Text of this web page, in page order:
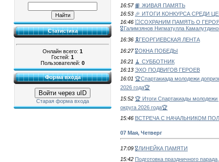
Статистика
Онлайн всего: 1
Гостей: 1
Пользователей: 0
Форма входа
Войти через uID
Старая форма входа
16:57 📙 ЖИВАЯ ПАМЯТЬ
16:53 🎉 ИТОГИ КОНКУРСА СРЕДИ
16:46 💥СОХРАНИМ ПАМЯТЬ О
🎖Галимзянов Нигматулла
16:36 🎗ГЕОРГИЕВСКАЯ ЛЕНТА
16:27 🎖ОКНА ПОБЕДЫ
16:21 🧹 СУББОТНИК
16:13 ЭХО ПОДВИГОВ ГЕРОЕВ
16:01 🏆Спартакиада молодежи
2026 года🏆
15:52 🏆 Итоги Спартакиады молодежи
округа 2026 года🏆
15:46 ВСТРЕЧА С НАЧАЛЬНИКОМ
07 Мая, Четверг
17:09 🎖ЛИНЕЙКА ПАМЯТИ
15:42 Подготовка праздничного